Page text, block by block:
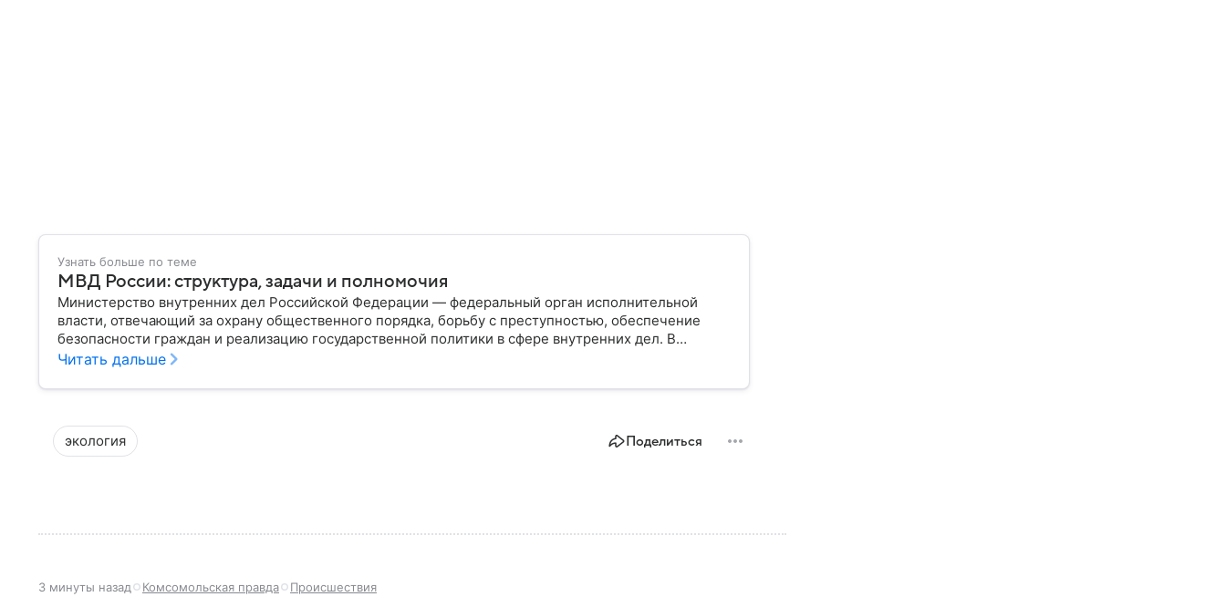
Узнать больше по теме
МВД России: структура, задачи и полномочия
Министерство внутренних дел Российской Федерации — федеральный орган исполнительной
власти, отвечающий за охрану общественного порядка, борьбу с преступностью, обеспечение
безопасности граждан и реализацию государственной политики в сфере внутренних дел. В
материале рассказываем, чем занимается МВД России, какие задачи выполняет министерство, как
Читать дальше
экология Поделиться
3 минуты назад Комсомольская правда Происшествия